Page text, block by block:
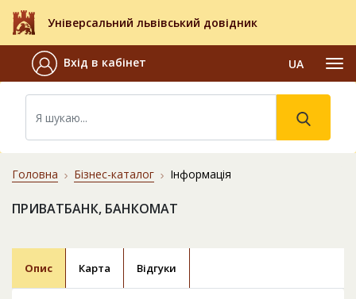
Універсальний львівський довідник
Вхід в кабінет UA
Головна Бізнес-каталог Інформація
ПРИВАТБАНК, БАНКОМАТ
Опис Карта Відгуки